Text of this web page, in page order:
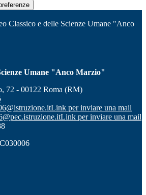
Classico e delle Scienze Umane "Anco
Umane "Anco Marzio"
72 - 00122 Roma (RM)
Link per inviare una mail
Link per inviare una mail